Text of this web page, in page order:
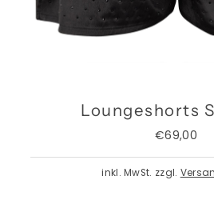
Loungeshorts
€69,00
inkl. MwSt. zzgl.